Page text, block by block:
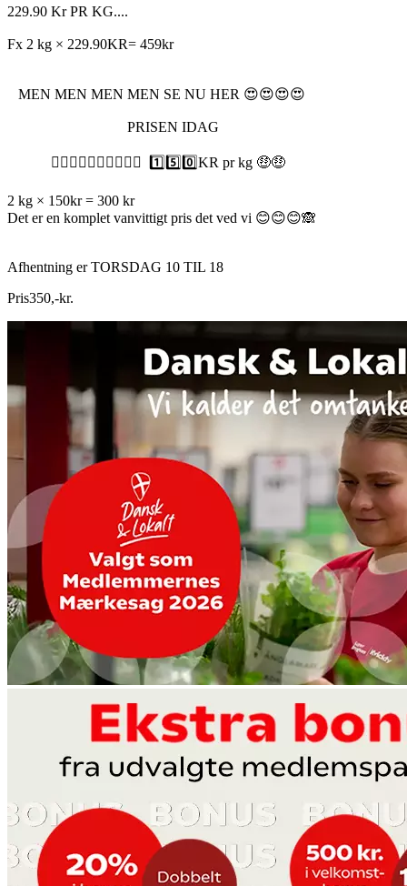
229.90 Kr PR KG....
Fx 2 kg × 229.90KR= 459kr
MEN MEN MEN MEN SE NU HER 😍😍😍😍
PRISEN IDAG
👉🏼👉🏼👉🏼👉🏼👉🏼 1️⃣5️⃣0️⃣KR pr kg 🤑🤑
2 kg × 150kr = 300 kr
Det er en komplet vanvittigt pris det ved vi 😊😊😊🙈
Afhentning er TORSDAG 10 TIL 18
Pris350,-kr.